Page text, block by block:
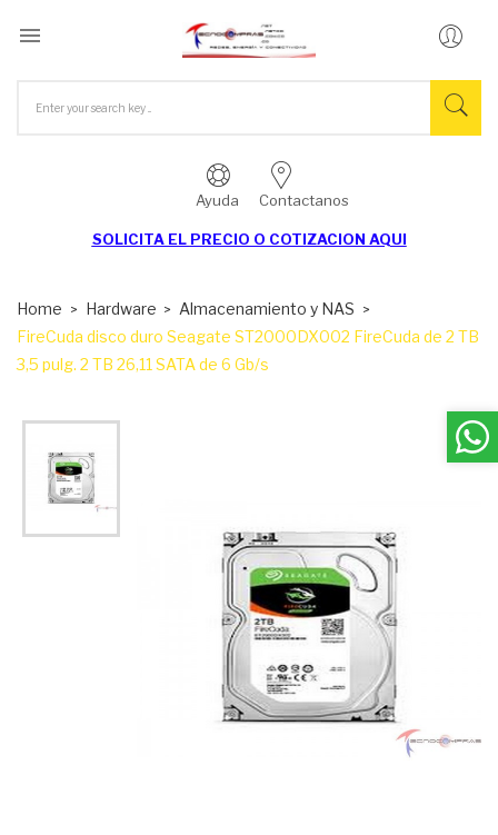

Ayuda Contactanos
SOLICITA EL PRECIO O COTIZACION AQUI
Home Hardware
Almacenamiento y NAS
FireCuda disco duro Seagate ST2000DX002 FireCuda de 2 TB
3,5 pulg. 2 TB 26,11 SATA de 6 Gb/s